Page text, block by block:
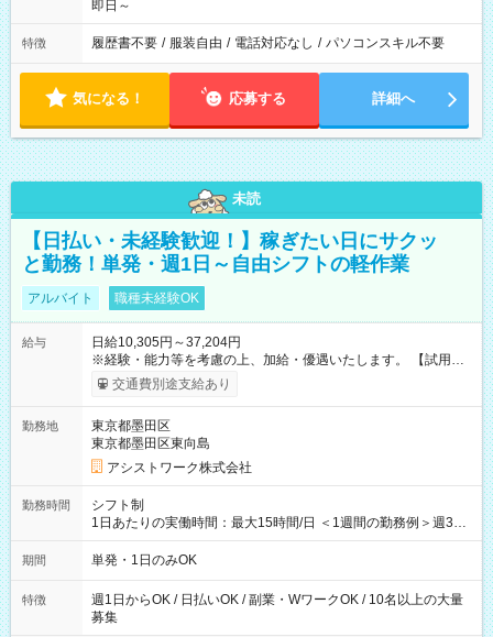
即日～
特徴 履歴書不要 / 服装自由 / 電話対応なし / パソコンスキル不要
気になる！ 応募する 詳細へ
未読
【日払い・未経験歓迎！】稼ぎたい日にサクッ
と勤務！単発・週1日～自由シフトの軽作業
アルバイト 職種未経験OK
給与
日給10,305円～37,204円
※経験・能力等を考慮の上、加給・優遇いたします。 【試用期
間】試用期間なし
交通費別途支給あり
勤務地
東京都墨田区
東京都墨田区東向島
アシストワーク株式会社
勤務時間
シフト制
1日あたりの実働時間：最大15時間/日 ＜1週間の勤務例＞週3回
勤務 勤務：月・水・金 休み：火・木・土・日 好きな時にお仕事
可能です！ ※1日あたりの最大実働時間は日勤、夜勤共に勤務し
期間 単発・1日のみOK
特徴
週1日からOK / 日払いOK / 副業・WワークOK / 10名以上の大量
募集